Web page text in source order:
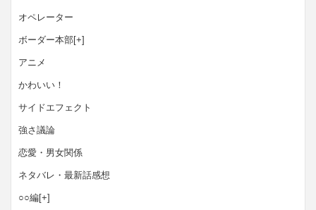
オペレーター
ボーダー本部[+]
アニメ
かわいい！
サイドエフェクト
強さ議論
恋愛・男女関係
ネタバレ・最新話感想
○○編[+]